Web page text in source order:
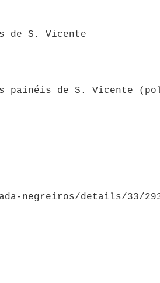
de S. Vicente
painéis de S. Vicente
negreiros/details/33/